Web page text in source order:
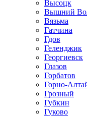
Высоцк
Вышний
Вязьма
Гатчина
Гдов
Геленджик
Георгиевск
Глазов
Горбатов
Горно-
Грозный
Губкин
Гуково